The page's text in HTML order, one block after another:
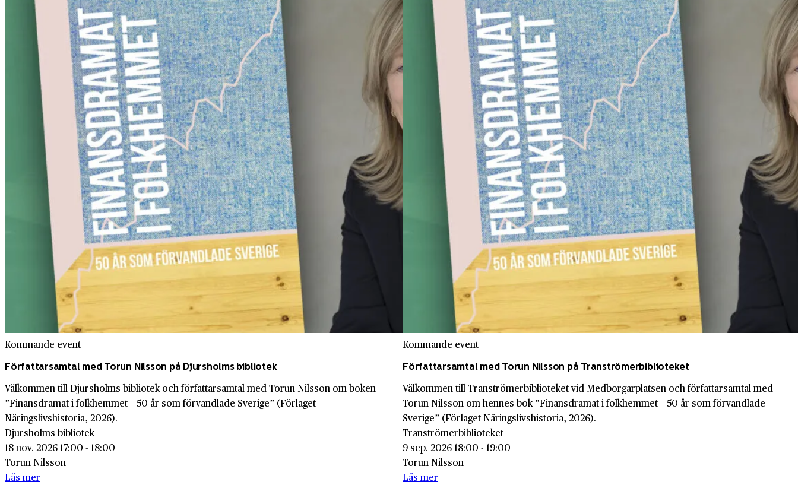
Kommande event
Författarsamtal med Torun Nilsson på Djursholms bibliotek
Välkommen till Djursholms bibliotek och författarsamtal med Torun Nilsson om boken
”Finansdramat i folkhemmet – 50 år som förvandlade Sverige” (Förlaget
Näringslivshistoria, 2026).
Djursholms bibliotek
18 nov. 2026 17:00 - 18:00
Torun Nilsson
Läs mer
Kommande event
Författarsamtal med Torun Nilsson på Tranströmerbiblioteket
Välkommen till Tranströmerbiblioteket vid Medborgarplatsen och författarsamtal med
Torun Nilsson om hennes bok ”Finansdramat i folkhemmet – 50 år som förvandlade
Sverige” (Förlaget Näringslivshistoria, 2026).
Tranströmerbiblioteket
9 sep. 2026 18:00 - 19:00
Torun Nilsson
Läs mer